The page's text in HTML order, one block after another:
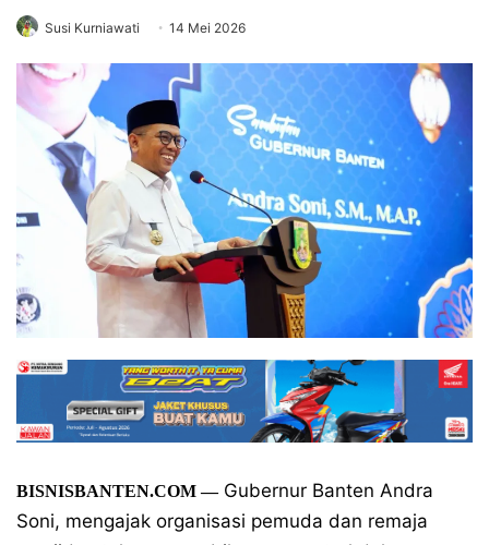
Susi Kurniawati 14 Mei 2026
BISNISBANTEN.COM—Gubernur Banten Andra
Soni, mengajak organisasi pemuda dan remaja